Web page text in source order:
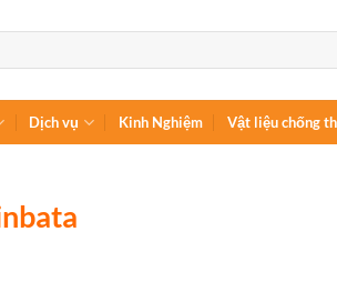
Dịch vụ Kinh Nghiệm Vật liệu chống